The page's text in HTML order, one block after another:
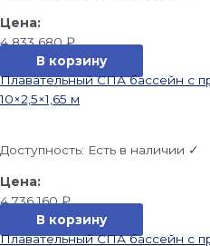
4 833 680₽
В корзину
Плавательный СПА бассейн с
10×2,5×1,65 м
Доступность: Есть в наличии ✓
4 736 160₽
В корзину
Плавательный СПА бассейн с